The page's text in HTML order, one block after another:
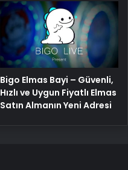
Bigo Elmas Bayi – Güvenli,
Hızlı ve Uygun Fiyatlı Elmas
Satın Almanın Yeni Adresi